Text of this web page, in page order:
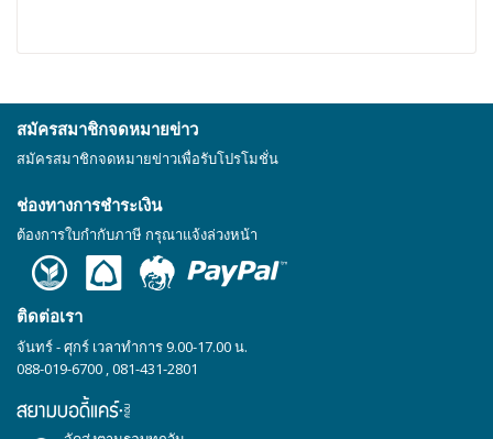
สมัครสมาชิกจดหมายข่าว
สมัครสมาชิกจดหมายข่าวเพื่อรับโปรโมชั่น
ช่องทางการชำระเงิน
ต้องการใบกำกับภาษี กรุณาแจ้งล่วงหน้า
ติดต่อเรา
จันทร์ - ศุกร์ เวลาทำการ 9.00-17.00 น.
088-019-6700 ,081-431-2801